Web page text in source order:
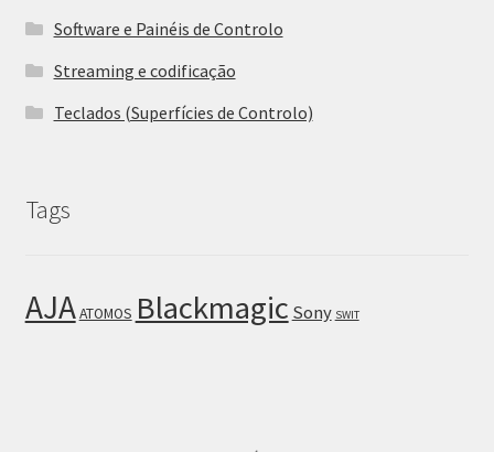
Software e Painéis de Controlo
Streaming e codificação
Teclados (Superfícies de Controlo)
Tags
AJAATOMOS Blackmagic Sony SWIT